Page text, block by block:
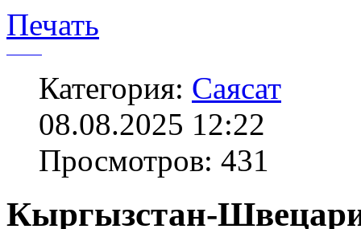
Печать
Категория: Саясат
08.08.2025 12:22
Просмотров: 431
Кыргызстан-